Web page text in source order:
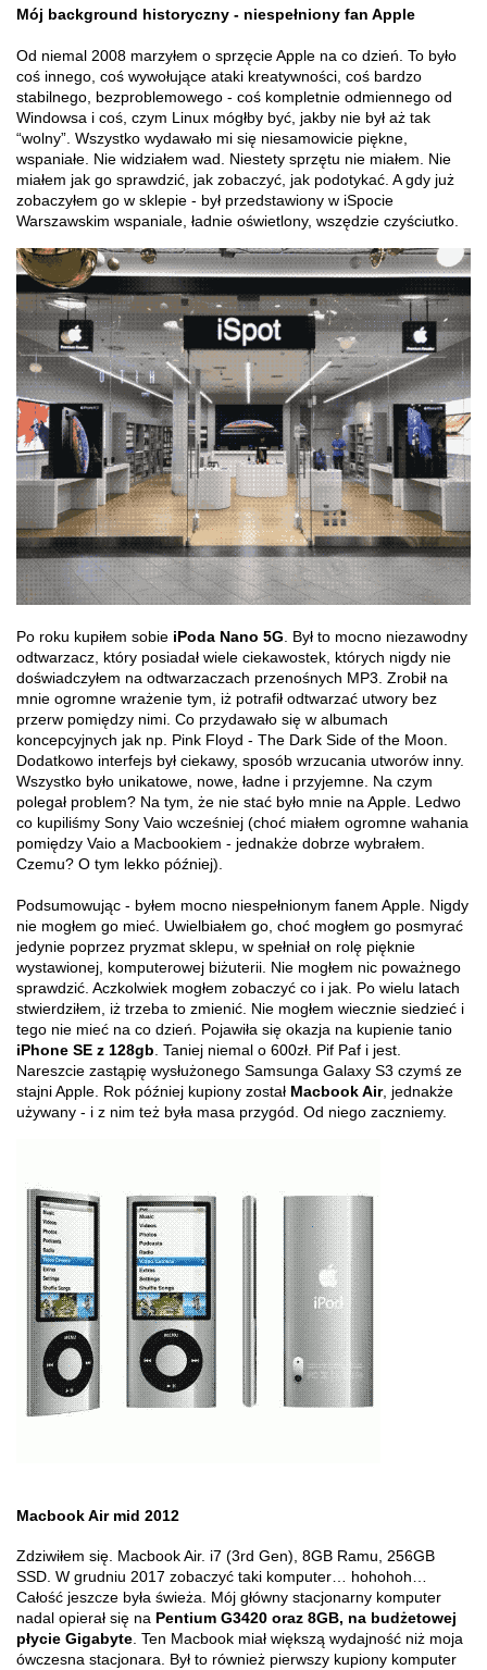
Mój background historyczny - niespełniony fan Apple
Od niemal 2008 marzyłem o sprzęcie Apple na co dzień. To było
coś innego, coś wywołujące ataki kreatywności, coś bardzo
stabilnego, bezproblemowego - coś kompletnie odmiennego od
Windowsa i coś, czym Linux mógłby być, jakby nie był aż tak
“wolny”. Wszystko wydawało mi się niesamowicie piękne,
wspaniałe. Nie widziałem wad. Niestety sprzętu nie miałem. Nie
miałem jak go sprawdzić, jak zobaczyć, jak podotykać. A gdy już
zobaczyłem go w sklepie - był przedstawiony w iSpocie
Warszawskim wspaniale, ładnie oświetlony, wszędzie czyściutko.
Po roku kupiłem sobie iPoda Nano 5G . Był to mocno niezawodny
odtwarzacz, który posiadał wiele ciekawostek, których nigdy nie
doświadczyłem na odtwarzaczach przenośnych MP3. Zrobił na
mnie ogromne wrażenie tym, iż potrafił odtwarzać utwory bez
przerw pomiędzy nimi. Co przydawało się w albumach
koncepcyjnych jak np. Pink Floyd - The Dark Side of the Moon.
Dodatkowo interfejs był ciekawy, sposób wrzucania utworów inny.
Wszystko było unikatowe, nowe, ładne i przyjemne. Na czym
polegał problem? Na tym, że nie stać było mnie na Apple. Ledwo
co kupiliśmy Sony Vaio wcześniej (choć miałem ogromne wahania
pomiędzy Vaio a Macbookiem - jednakże dobrze wybrałem.
Czemu? O tym lekko później).
Podsumowując - byłem mocno niespełnionym fanem Apple. Nigdy
nie mogłem go mieć. Uwielbiałem go, choć mogłem go posmyrać
jedynie poprzez pryzmat sklepu, w spełniał on rolę pięknie
wystawionej, komputerowej biżuterii. Nie mogłem nic poważnego
sprawdzić. Aczkolwiek mogłem zobaczyć co i jak. Po wielu latach
stwierdziłem, iż trzeba to zmienić. Nie mogłem wiecznie siedzieć i
tego nie mieć na co dzień. Pojawiła się okazja na kupienie tanio
iPhone SE z 128gb . Taniej niemal o 600zł. Pif Paf i jest.
Nareszcie zastąpię wysłużonego Samsunga Galaxy S3 czymś ze
stajni Apple. Rok później kupiony został Macbook Air, jednakże
używany - i z nim też była masa przygód. Od niego zaczniemy.
Macbook Air mid 2012
Zdziwiłem się. Macbook Air. i7 (3rd Gen), 8GB Ramu, 256GB
SSD. W grudniu 2017 zobaczyć taki komputer… hohohoh…
Całość jeszcze była świeża. Mój główny stacjonarny komputer
nadal opierał się na Pentium G3420 oraz 8GB, na budżetowej
płycie Gigabyte. Ten Macbook miał większą wydajność niż moja
ówczesna stacjonara. Był to również pierwszy kupiony komputer